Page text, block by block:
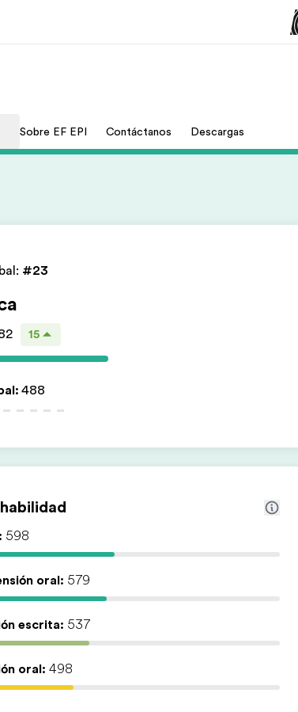
Ver todo lo que hacemos
Sobre EF EPI Contáctanos Descargas
#23
15
: 488
598
oral: 579
escrita: 537
oral: 498